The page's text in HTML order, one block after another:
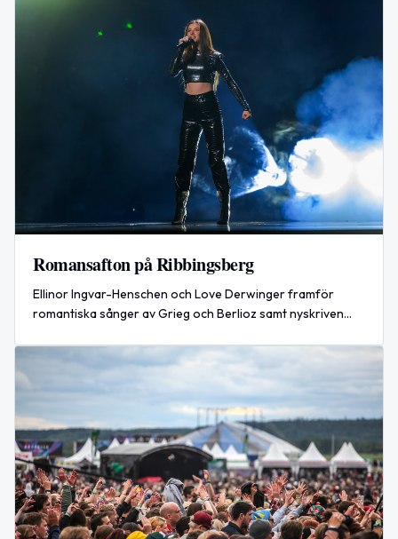
Romansafton på Ribbingsberg
Ellinor Ingvar-Henschen och Love Derwinger framför
romantiska sånger av Grieg och Berlioz samt nyskriven
Simrishamn den 24 juli 2026.